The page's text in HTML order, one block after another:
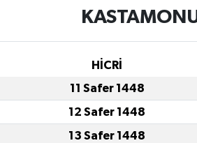
HİCRİ
11 Safer 1448
12 Safer 1448
13 Safer 1448